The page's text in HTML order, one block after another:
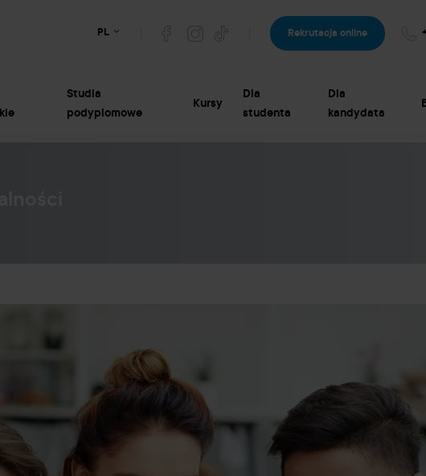
PL Rekrutacja online
Studia
podyplomowe
Kursy
Dla
studenta
Dla
kandydata